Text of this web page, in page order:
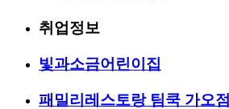
취업정보
빛과소금어린이집
패밀리레스토랑 팀쿡 가오점